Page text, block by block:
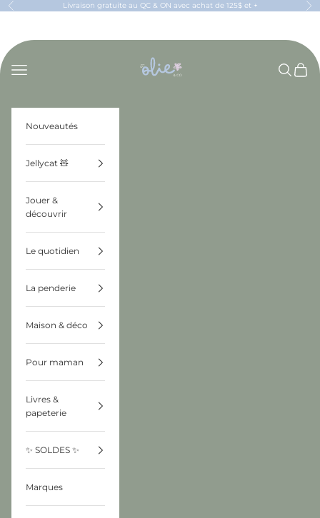
Passer au contenu
Précédent Livraison gratuite au QC & ON avec achat de 125$ et +
Menu
Panier
Nouveautés
Jellycat 🧸
Jouer &
découvrir
Le quotidien
La penderie
Maison & déco
Pour maman
Livres &
papeterie
✨ SOLDES ✨
Marques